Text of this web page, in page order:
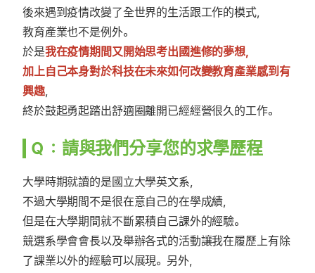
後來遇到疫情改變了全世界的生活跟工作的模式，
教育產業也不是例外。
於是我在疫情期間又開始思考出國進修的夢想，
加上自己本身對於科技在未來如何改變教育產業感到有
興趣，
終於鼓起勇起踏出舒適圈離開已經經營很久的工作。
Ｑ：請與我們分享您的求學歷程
大學時期就讀的是國立大學英文系，
不過大學期間不是很在意自己的在學成績，
但是在大學期間就不斷累積自己課外的經驗。
競選系學會會長以及舉辦各式的活動讓我在履歷上有除
了課業以外的經驗可以展現。另外，